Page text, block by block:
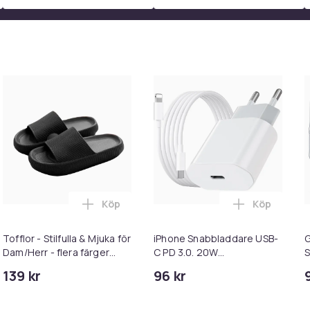
telefon till oss och betala bara
innan försäljning.</
128 GB, Pink, Klass A
150
b0b843c5-f3b5-5517-bb12-62ec0b226099
skjutdörrar i varukorgen
| iPhone 16e - 128 GB - White i varukorgen
Tofflor - Stilfulla & Mjuka för
Dam/Herr - flera färger
139 kr
Lägg till Tofflor - Stilfulla & Mjuka för
Köp
iPhone Snabbladdare USB-
C PD 3.0. 20W
96 kr
Lägg till
Köp